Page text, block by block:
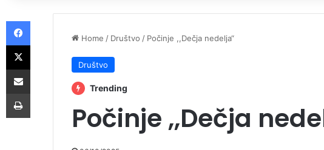
Home / Društvo / Počinje ,,Dečja nedelja“
Društvo
Trending
Počinje ,,Dečja
Facebook
X
Share via Email